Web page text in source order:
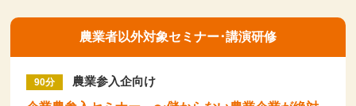
農業者以外対象セミナー･講演研修
90分
農業参入企向け